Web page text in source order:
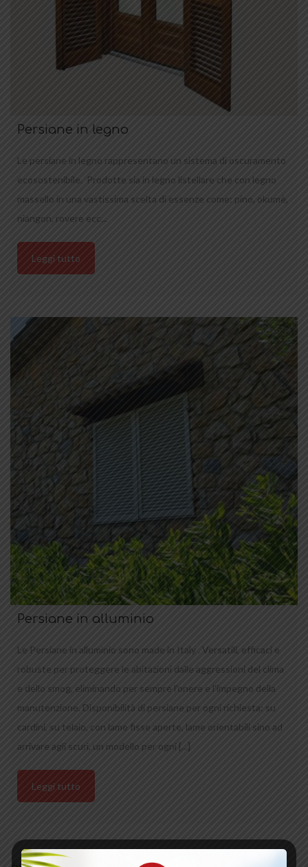
Persiane in legno
Le persiane in legno rappresentano un sistema di oscuramento
ecosostenibile. Prodotte sia in legno listellare che con legno
massello in una vastissima scelta di essenze come: pino, okumè,
niangon, rovere ecc...
Leggi tutto
Persiane in alluminio
Le Persiane in alluminio sono made in Italy . Versatili, efficaci e
robuste per proteggere le abitazioni dalle aggressioni del clima
e dello smog, eliminando per sempre l'onere e l'impegno della
manutenzione. Disponibilità di persiane per ogni richiesta: su
cardini, su telaio, con lame fisse aperte, lame orientabili sino ad
arrivare agli scuri, un modello per ogni [...]
Leggi tutto